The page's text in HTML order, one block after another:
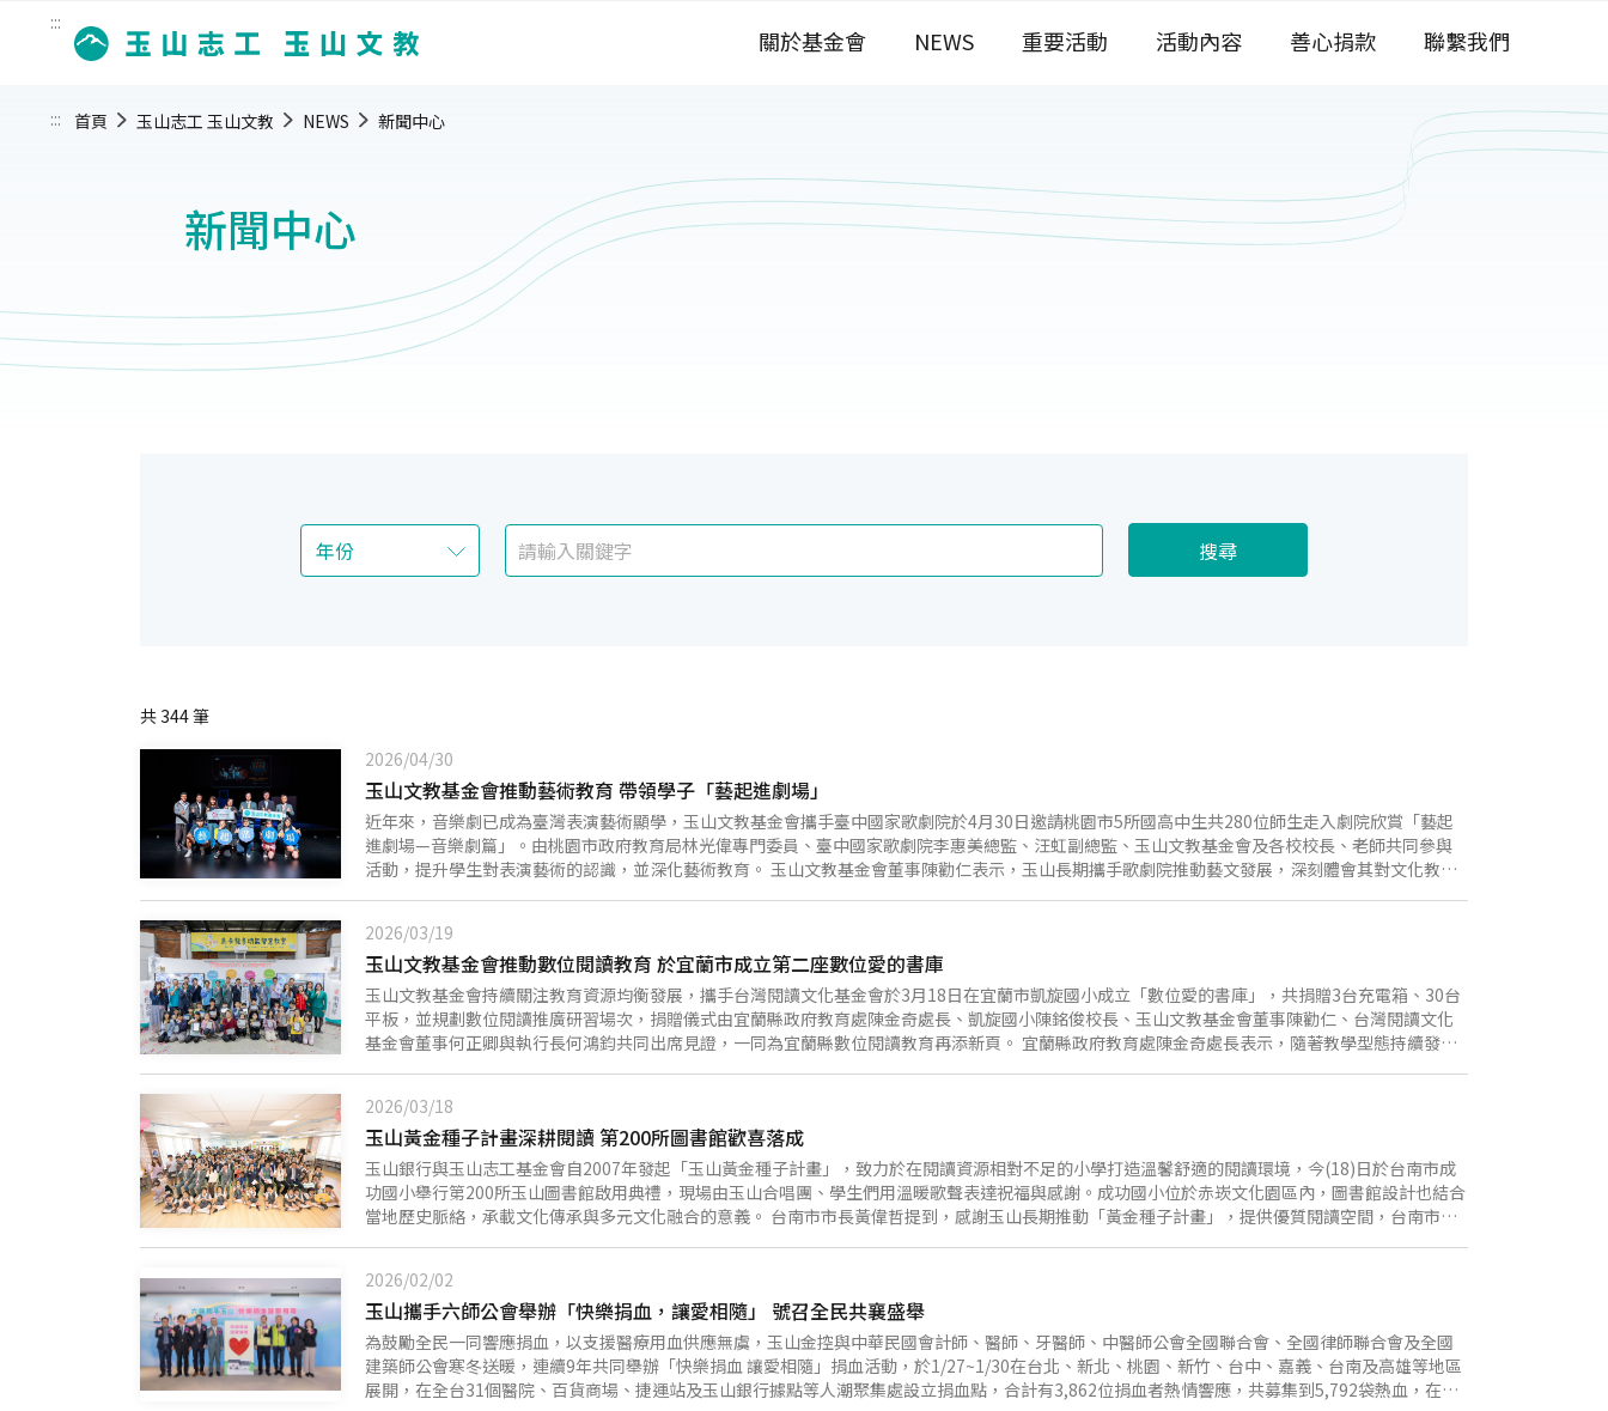
:::
關於基金會 NEWS 重要活動 活動內容 善心捐款 聯繫我們
首頁 玉山志工 玉山文教 NEWS 新聞中心
:::
新聞中心
搜尋
共344筆
2026/04/30
玉山文教基金會推動藝術教育 帶領學子「藝起進劇場」
近年來，音樂劇已成為臺灣表演藝術顯學，玉山文教基金會攜手臺中國家歌劇院於4月30日邀請桃園市5所國高中生共280位師生走入劇院欣賞「藝起
進劇場—音樂劇篇」。由桃園市政府教育局林光偉專門委員、臺中國家歌劇院李惠美總監、汪虹副總監、玉山文教基金會及各校校長、老師共同參與
活動，提升學生對表演藝術的認識，並深化藝術教育。 玉山文教基金會董事陳勸仁表示，玉山長期攜手歌劇院推動藝文發展，深刻體會其對文化教育
並從作品所傳遞的同理、陪伴與理解中，獲得對成長與自我探索更深層的體會。 本次演出由連續3年獲選臺中市傑出演藝團隊的刺點創作工坊，帶來原
創音樂劇《誰偷走了我的字？》，以深入淺出的敘事和趣味動聽的歌曲，引領學子認識音樂劇，並探討多元共融理念。靈感來自編劇張元面對書寫障
礙的生命經驗，透過一位來自精靈王國的小精靈因「寫字像畫符」被責罵，進而來到人類世界偷走了高材生的「字」，開啟一趟奇幻又冒險的破關旅
程。音樂劇融合戲劇、音樂、歌唱及肢體表演等元素，富有節奏感與情感層次，不僅具想像力與感染力，也透過舞台回應學習障礙、親子理解與自我
認同等議題，展現音樂劇在教育與社會對話中的獨特力量。 玉山文教基金會長期致力於藝文培力與美感教育推展，與歌劇院合作展開「藝起進劇場」
2026/03/19
玉山文教基金會推動數位閱讀教育 於宜蘭市成立第二座數位愛的書庫
玉山文教基金會持續關注教育資源均衡發展，攜手台灣閱讀文化基金會於3月18日在宜蘭市凱旋國小成立「數位愛的書庫」，共捐贈3台充電箱、30台
平板，並規劃數位閱讀推廣研習場次，捐贈儀式由宜蘭縣政府教育處陳金奇處長、凱旋國小陳銘俊校長、玉山文教基金會董事陳勸仁、台灣閱讀文化
基金會董事何正卿與執行長何鴻鈞共同出席見證，一同為宜蘭縣數位閱讀教育再添新頁。 宜蘭縣政府教育處陳金奇處長表示，隨著教學型態持續發
子學習的重要基礎，數位工具則為教學現場帶來更多延伸與應用的可能，此次設立據點為宜蘭縣第2座、全台第44座「數位愛的書庫」，持續將數位閱
讀資源導入校園，陪伴孩子培養閱讀素養與自主學習能力，建構更完善的數位閱讀教學環境。 台灣閱讀文化基金會董事何正卿則回應，基金會長期深
耕閱讀教育推廣，近年也持續投入數位閱讀素養教學支持，期待協助學校有效整合閱讀教學與數位資源。凱旋國小具備良好的閱讀推動基礎與數位學
習環境，未來在「數位愛的書庫」資源到位後，將可進一步結合課程教學、教師研習與學生學習活動，讓數位閱讀融入校園日常，擴大教學實踐成
果。 宜蘭市凱旋國小在陳銘俊校長帶領下，近年積極發展閱讀與數位學習，持續營造校園閱讀氛圍，並將數位工具融入教學現場，協助學生從文本閱
攜手更多夥伴回應教育現場需求，陪伴孩子在閱讀中拓展視野，在學習中累積成長力量。
2026/03/18
玉山黃金種子計畫深耕閱讀 第200所圖書館歡喜落成
玉山銀行與玉山志工基金會自2007年發起「玉山黃金種子計畫」，致力於在閱讀資源相對不足的小學打造溫馨舒適的閱讀環境，今(18)日於台南市成
功國小舉行第200所玉山圖書館啟用典禮，現場由玉山合唱團、學生們用溫暖歌聲表達祝福與感謝。成功國小位於赤崁文化園區內，圖書館設計也結合
當地歷史脈絡，承載文化傳承與多元文化融合的意義。 台南市市長黃偉哲提到，感謝玉山長期推動「黃金種子計畫」，提供優質閱讀空間，台南市已
功國小師生今年初終於順利「回家」。在沒有校舍、圖書館的日子，成功師長持續用心耕耘閱讀，終於在今天，迎來具有象徵意義的玉山圖書館。學
校更以「成功100、HOPE200、建城300、台南400」作為連結主軸，期盼孩子們在這座充滿書香的空間中拓展視野並走向更寬廣的世界。 玉山金控董
事長黃男州提到，孩子是國家未來的希望，讓他們快樂成長，成為對社會有貢獻的人，是大家共同的盼望。感謝玉山世界卡貴賓及玉山志工的支持與
付出，匯聚社會各界的力量，才能夠打造一座又一座圖書館。透過玉山黃金種子計畫平台，也攜手各界教育夥伴共同推動「英語手牽手」輔導計畫、
「金融素養領航」課程、反毒教育及兒少關懷等，期待在這片充滿愛與關懷的土地上，黃金種子們能茁壯成為大樹，匯聚成繁茂森林，帶動更多正向
2026/02/02
玉山攜手六師公會舉辦「快樂捐血，讓愛相隨」 號召全民共襄盛舉
為鼓勵全民一同響應捐血，以支援醫療用血供應無虞，玉山金控與中華民國會計師、醫師、牙醫師、中醫師公會全國聯合會、全國律師聯合會及全國
建築師公會寒冬送暖，連續9年共同舉辦「快樂捐血 讓愛相隨」捐血活動，於1/27~1/30在台北、新北、桃園、新竹、台中、嘉義、台南及高雄等地區
展開，在全台31個醫院、百貨商場、捷運站及玉山銀行據點等人潮聚集處設立捐血點，合計有3,862位捐血者熱情響應，共募集到5,792袋熱血，在此